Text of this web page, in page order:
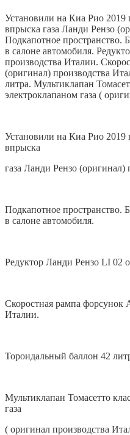
Установили на Киа Рио 2019
впрыска газа Ланди Рензо
Подкапотное пространство.
в салоне автомобиля.
производства Италии.
(оригинал) производства
литра. Мультиклапан
электроклапаном газа (
Установили на Киа Рио 2019
впрыска
газа Ланди Рензо (оригинал)
Подкапотное пространство.
в салоне автомобиля.
Редуктор Ланди Рензо LI 02
Скоростная рампа форсунок
Италии.
Тороидальный баллон 42
Мультиклапан Томасетто
газа
( оригинал производства